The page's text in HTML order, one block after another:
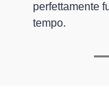
perfettamente
tempo.